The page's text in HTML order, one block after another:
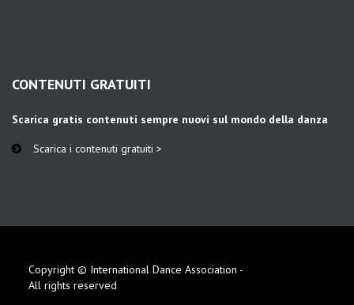
CONTENUTI GRATUITI
Scarica gratis contenuti sempre nuovi sul mondo della danza
Scarica i contenuti gratuiti >
Copyright © International Dance Association -
All rights reserved